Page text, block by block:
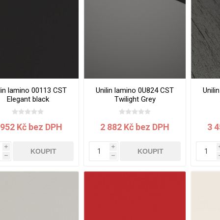
PŘÍRODNÍ
lamino 00113 CST
Elegant black
2800x2070x18 mm
Kč bez DPH
i
h
KOUPIT
Unilin lamino 0U824 CST
Twilight Grey
2800x2070x16 mm
2 882 Kč bez DPH
i
h
KOUPIT
3